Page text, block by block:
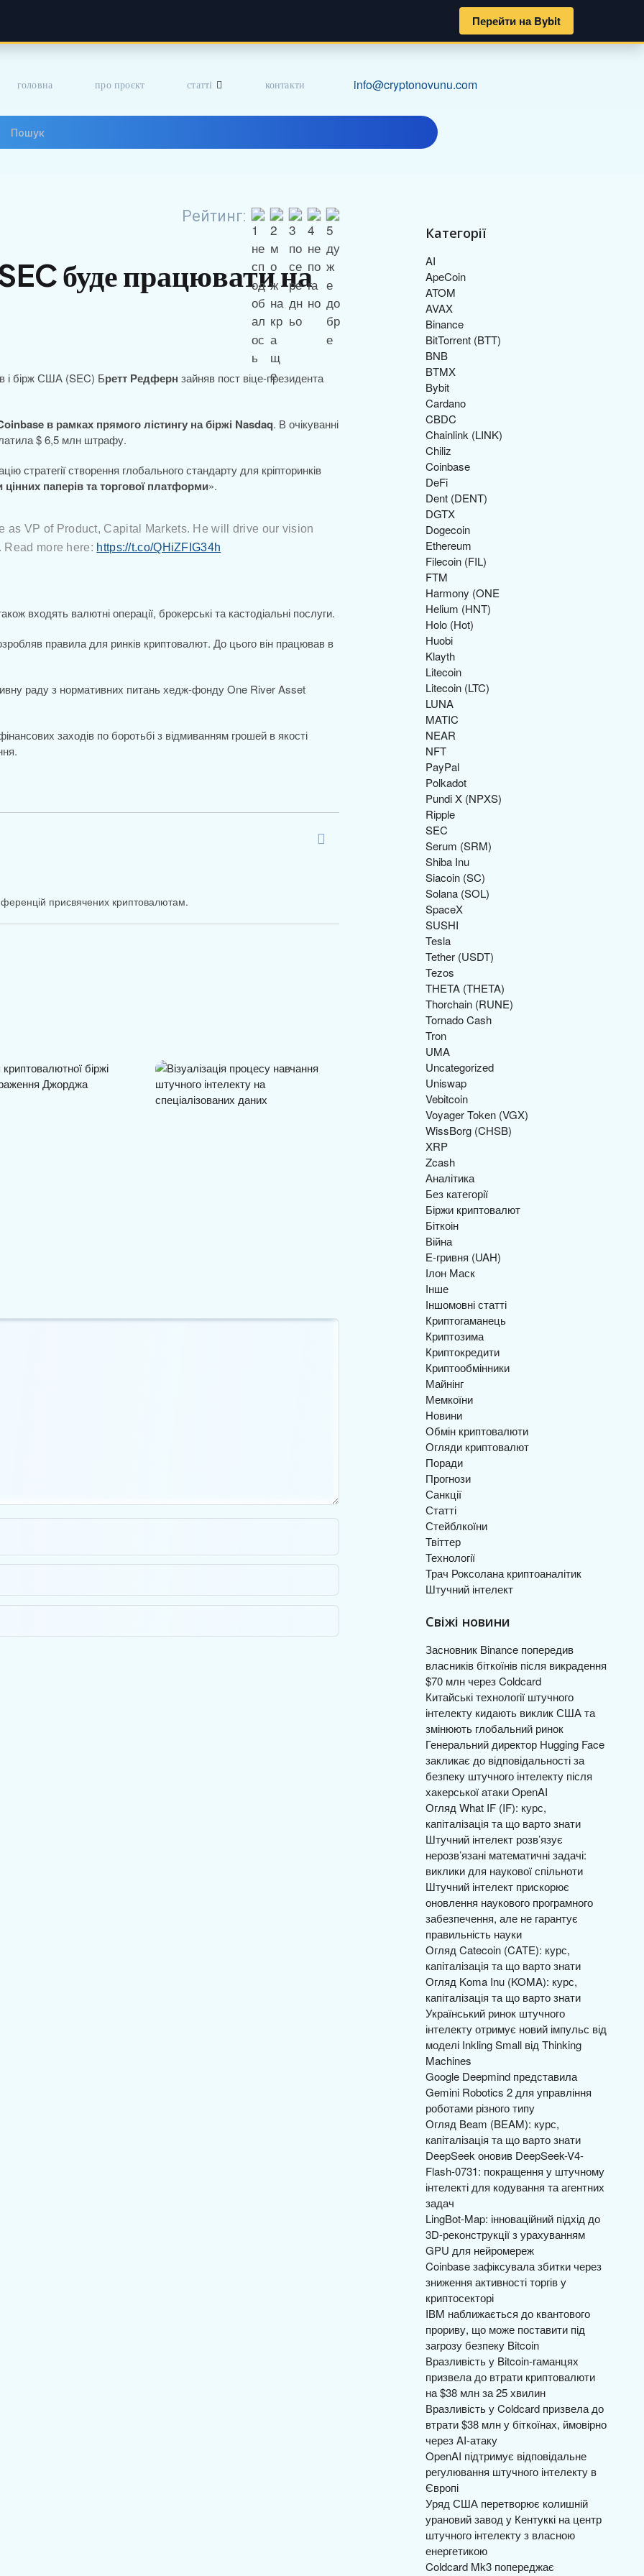
Перейти на Bybit
головна про проєкт статті контакти info@cryptonovunu.com
Рейтинг:
буде працювати на
і бірж США (SEC) Бретт Редферн зайняв пост віце-президента
в рамках прямого лістингу на біржі Nasdaq. В очікуванні
$ 6,5 млн штрафу.
стратегії створення глобального стандарту для кріпторинків
паперів та торгової платформи».
as VP of Product, Capital Markets. He will drive our vision
Read more here: https://t.co/QHiZFIG34h
входять валютні операції, брокерські та кастодіальні послуги.
правила для ринків криптовалют. До цього він працював в
раду з нормативних питань хедж-фонду One River Asset
заходів по боротьбі з відмиванням грошей в якості
присвячених криптовалютам.
Категорії
AI
ApeCoin
ATOM
AVAX
Binance
BitTorrent (BTT)
BNB
BTMX
Bybit
Cardano
CBDC
Chainlink (LINK)
Chiliz
Coinbase
DeFi
Dent (DENT)
DGTX
Dogecoin
Ethereum
Filecoin (FIL)
FTM
Harmony (ONE
Helium (HNT)
Holo (Hot)
Huobi
Klayth
Litecoin
Litecoin (LTC)
LUNA
MATIC
NEAR
NFT
PayPal
Polkadot
Pundi X (NPXS)
Ripple
SEC
Serum (SRM)
Shiba Inu
Siacoin (SC)
Solana (SOL)
SpaceX
SUSHI
Tesla
Tether (USDT)
Tezos
THETA (THETA)
Thorchain (RUNE)
Tornado Cash
Tron
UMA
Uncategorized
Uniswap
Vebitcoin
Voyager Token (VGX)
WissBorg (CHSB)
XRP
Zcash
Аналітика
Без категорії
Біржи криптовалют
Біткоін
Війна
Е-гривня (UAH)
Ілон Маск
Інше
Іншомовні статті
Криптогаманець
Криптозима
Криптокредити
Криптообмінники
Майнінг
Мемкоїни
Новини
Обмін криптовалюти
Огляди криптовалют
Поради
Прогнози
Санкції
Статті
Стейблкоїни
Твіттер
Технології
Трач Роксолана криптоаналітик
Штучний інтелект
Свіжі новини
Засновник Binance попередив
власників біткоїнів після викрадення
$70 млн через Coldcard
Китайські технології штучного
інтелекту кидають виклик США та
змінюють глобальний ринок
Генеральний директор Hugging Face
закликає до відповідальності за
безпеку штучного інтелекту після
хакерської атаки OpenAI
Огляд What IF (IF): курс,
капіталізація та що варто знати
Штучний інтелект розв’язує
нерозв’язані математичні задачі:
виклики для наукової спільноти
Штучний інтелект прискорює
оновлення наукового програмного
забезпечення, але не гарантує
правильність науки
Огляд Catecoin (CATE): курс,
капіталізація та що варто знати
Огляд Koma Inu (KOMA): курс,
капіталізація та що варто знати
Український ринок штучного
інтелекту отримує новий імпульс від
моделі Inkling Small від Thinking
Machines
Google Deepmind представила
Gemini Robotics 2 для управління
роботами різного типу
Огляд Beam (BEAM): курс,
капіталізація та що варто знати
DeepSeek оновив DeepSeek-V4-
Flash-0731: покращення у штучному
інтелекті для кодування та агентних
задач
LingBot-Map: інноваційний підхід до
3D-реконструкції з урахуванням
GPU для нейромереж
Coinbase зафіксувала збитки через
зниження активності торгів у
криптосекторі
IBM наближається до квантового
прориву, що може поставити під
загрозу безпеку Bitcoin
Вразливість у Bitcoin-гаманцях
призвела до втрати криптовалюти
на $38 млн за 25 хвилин
Вразливість у Coldcard призвела до
втрати $38 млн у біткоїнах, ймовірно
через AI-атаку
OpenAI підтримує відповідальне
регулювання штучного інтелекту в
Європі
Уряд США перетворює колишній
урановий завод у Кентуккі на центр
штучного інтелекту з власною
енергетикою
Coldcard Mk3 попереджає